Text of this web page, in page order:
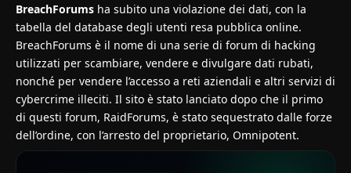
BreachForums ha subito una violazione dei dati, con la
tabella del database degli utenti resa pubblica online.
BreachForums è il nome di una serie di forum di hacking
utilizzati per scambiare, vendere e divulgare dati rubati,
nonché per vendere l’accesso a reti aziendali e altri servizi di
cybercrime illeciti. Il sito è stato lanciato dopo che il primo
di questi forum, RaidForums, è stato sequestrato dalle forze
dell’ordine, con l’arresto del proprietario, Omnipotent.